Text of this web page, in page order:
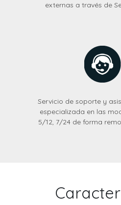
externas a través de
Servicio de soporte y
especializada en las
5/12, 7/24 de forma